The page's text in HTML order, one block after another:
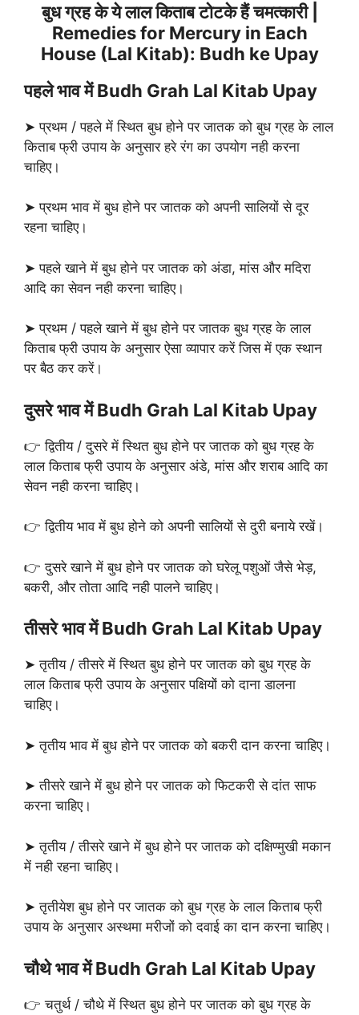
बुध ग्रह के ये लाल किताब टोटके हैं चमत्कारी |
Remedies for Mercury in Each
House (Lal Kitab): Budh ke Upay
पहले भाव में Budh Grah Lal Kitab Upay
➤ प्रथम / पहले में स्थित बुध होने पर जातक को बुध ग्रह के लाल
किताब फ्री उपाय के अनुसार हरे रंग का उपयोग नही करना
चाहिए।
➤ प्रथम भाव में बुध होने पर जातक को अपनी सालियों से दूर
रहना चाहिए।
➤ पहले खाने में बुध होने पर जातक को अंडा, मांस और मदिरा
आदि का सेवन नही करना चाहिए।
➤ प्रथम / पहले खाने में बुध होने पर जातक बुध ग्रह के लाल
किताब फ्री उपाय के अनुसार ऐसा व्यापार करें जिस में एक स्थान
पर बैठ कर करें।
दुसरे भाव में Budh Grah Lal Kitab Upay
👉 द्वितीय / दुसरे में स्थित बुध होने पर जातक को बुध ग्रह के
लाल किताब फ्री उपाय के अनुसार अंडे, मांस और शराब आदि का
सेवन नही करना चाहिए।
👉 द्वितीय भाव में बुध होने को अपनी सालियों से दुरी बनाये रखें।
👉 दुसरे खाने में बुध होने पर जातक को घरेलू पशुओं जैसे भेड़,
बकरी, और तोता आदि नही पालने चाहिए।
तीसरे भाव में Budh Grah Lal Kitab Upay
➤ तृतीय / तीसरे में स्थित बुध होने पर जातक को बुध ग्रह के
लाल किताब फ्री उपाय के अनुसार पक्षियों को दाना डालना
चाहिए।
➤ तृतीय भाव में बुध होने पर जातक को बकरी दान करना चाहिए।
➤ तीसरे खाने में बुध होने पर जातक को फिटकरी से दांत साफ
करना चाहिए।
➤ तृतीय / तीसरे खाने में बुध होने पर जातक को दक्षिण्मुखी मकान
में नही रहना चाहिए।
➤ तृतीयेश बुध होने पर जातक को बुध ग्रह के लाल किताब फ्री
उपाय के अनुसार अस्थमा मरीजों को दवाई का दान करना चाहिए।
चौथे भाव में Budh Grah Lal Kitab Upay
👉 चतुर्थ / चौथे में स्थित बुध होने पर जातक को बुध ग्रह के